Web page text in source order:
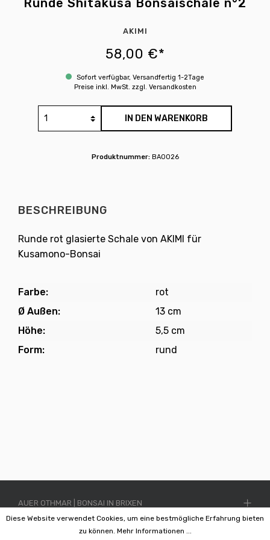
Runde Shitakusa Bonsaischale n°2
AKIMI
58,00 €*
Sofort verfügbar, Versandfertig 1-2Tage
Preise inkl. MwSt. zzgl. Versandkosten
IN DEN WARENKORB
Produktnummer: BA0026
BESCHREIBUNG
Runde rot glasierte Schale von AKIMI für
Kusamono-Bonsai
Farbe:
rot
Ø Außen:
13 cm
Höhe:
5,5 cm
Form:
rund
AUER OTHMAR | BONSAI IN BRIXEN
Diese Website verwendet Cookies, um eine bestmögliche Erfahrung bieten
zu können. Mehr Informationen ...